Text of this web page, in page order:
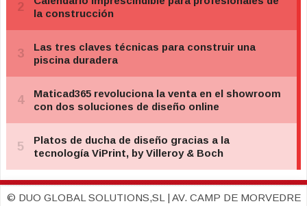
© DUO GLOBAL SOLUTIONS,SL | AV. CAMP DE MORVEDRE